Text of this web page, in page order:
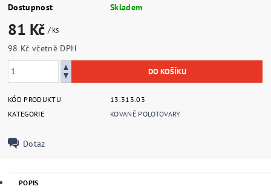
Dostupnost Skladem
81 Kč/ ks
98 Kč včetně DPH
KÓD PRODUKTU
13.313.03
KATEGORIE
KOVANÉ POLOTOVARY
Dotaz
POPIS